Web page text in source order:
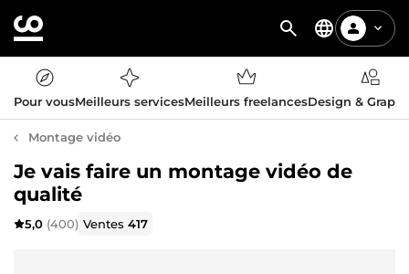
Pour vousMeilleurs servicesMeilleurs freelancesDesign &
Montage vidéo
Je vais faire un montage vidéo de
qualité
5,0 (400) Ventes417